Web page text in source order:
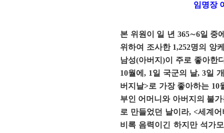
임명장
본 위원이 일 년 365∼6일 중
위하여 조사한 1,252명의 앙
남성(아버지)이 주로 좋아한
10월에, 1일 국군의 날, 3일
버지날>로 가장 좋아하는 10
부인 어머니와 아버지의 불
로 만들었던 날이라, <세계
비록 음력이긴 하지만 석가